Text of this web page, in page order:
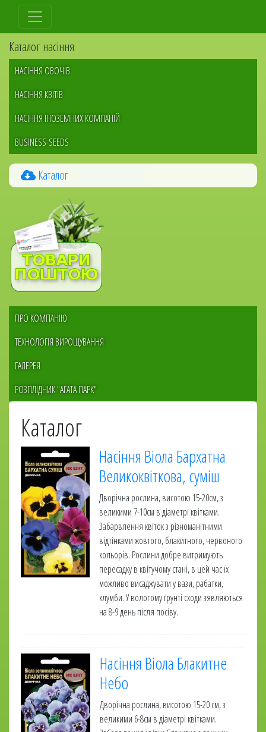
Перейти
основного
вмісту
Каталог насіння
НАСІННЯ ОВОЧІВ
НАСІННЯ КВІТІВ
НАСІННЯ ІНОЗЕМНИХ КОМПАНІЙ
BUSINESS-SEEDS
Каталог
Меню
ПРО КОМПАНІЮ
ТЕХНОЛОГІЯ ВИРОЩУВАННЯ
ГАЛЕРЕЯ
РОЗПЛІДНИК "АГАТА ПАРК"
Каталог
Насіння Віола Бархатна
Великоквіткова, суміш
Дворічна рослина, висотою 15-20см, з
великими 7-10см в діаметрі квітками.
Забарвлення квіток з різноманітними
відтінками жовтого, блакитного, червоного
кольорів. Рослини добре витримують
пересадку в квітучому стані, в цей час їх
можливо висаджувати у вази, рабатки,
клумби. У вологому ґрунті сходи зявляються
на 8-9 день після посіву.
Насіння Віола Блакитне
Небо
Дворічна рослина, висотою 15-20 см, з
великими 6-8см в діаметрі квітками.